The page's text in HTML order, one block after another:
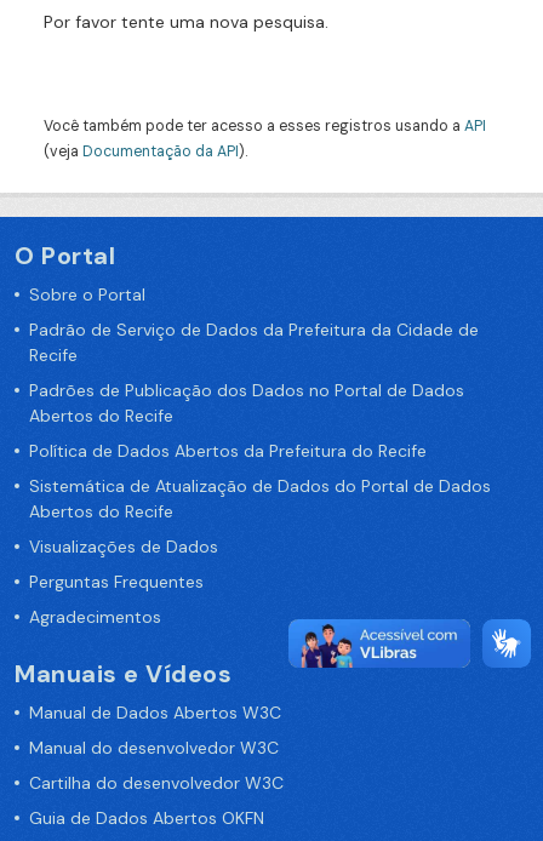
Por favor tente uma nova pesquisa.
Você também pode ter acesso a esses registros usando a API
(veja Documentação da API).
O Portal
Sobre o Portal
Padrão de Serviço de Dados da Prefeitura da Cidade de
Recife
Padrões de Publicação dos Dados no Portal de Dados
Abertos do Recife
Política de Dados Abertos da Prefeitura do Recife
Sistemática de Atualização de Dados do Portal de Dados
Abertos do Recife
Visualizações de Dados
Perguntas Frequentes
Agradecimentos
Manuais e Vídeos
Manual de Dados Abertos W3C
Manual do desenvolvedor W3C
Cartilha do desenvolvedor W3C
Guia de Dados Abertos OKFN